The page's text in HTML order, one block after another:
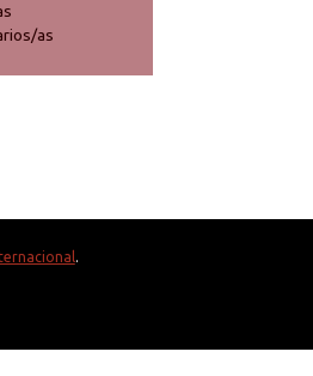
as
.